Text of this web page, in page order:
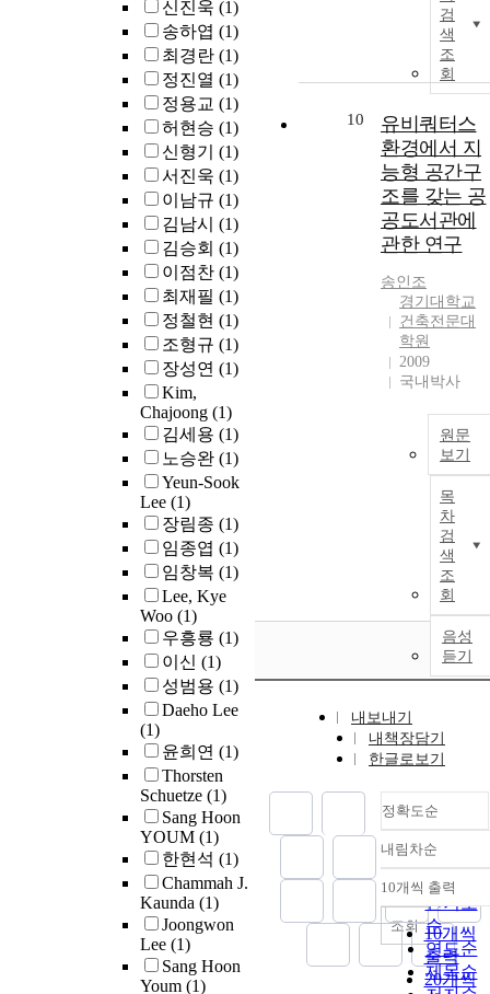
신진욱 (1)
송하엽 (1)
최경란 (1)
정진열 (1)
정용교 (1)
허현승 (1)
신형기 (1)
서진욱 (1)
이남규 (1)
김남시 (1)
김승회 (1)
이점찬 (1)
최재필 (1)
정철현 (1)
조형규 (1)
장성연 (1)
Kim,
Chajoong (1)
김세용 (1)
노승완 (1)
Yeun-Sook
Lee (1)
장림종 (1)
임종엽 (1)
임창복 (1)
Lee, Kye
Woo (1)
우흥룡 (1)
이신 (1)
성범용 (1)
Daeho Lee
(1)
윤희연 (1)
Thorsten
Schuetze (1)
Sang Hoon
YOUM (1)
한현석 (1)
Chammah J.
Kaunda (1)
Joongwon
Lee (1)
Sang Hoon
Youm (1)
검
색
조
회
10
유비쿼터스
환경에서 지
능형 공간구
조를 갖는 공
공도서관에
관한 연구
송인조
경기대학교
건축전문대
학원
2009
국내박사
원문
보기
목
차
검
색
조
회
음성
듣기
내보내기
내책장담기
한글로보기
정확도순
정확도
순
인기도
순
연도순
제목순
내림차순
내림차
10개씩 출력
10개씩
출력
20개씩
조회